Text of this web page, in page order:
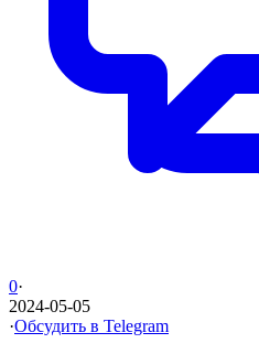
0·
2024-05-05
·Обсудить в Telegram